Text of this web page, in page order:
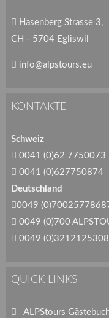
Hasenberg Strasse 3,
CH - 5704 Egliswil
info@alpstours.eu
KONTAKTE
Schweiz
0041 (0)62 7750073
0041 (0)627750874
Deutschland
0049
0049 (0)700
0049
QUICK LINKS
ALPStours